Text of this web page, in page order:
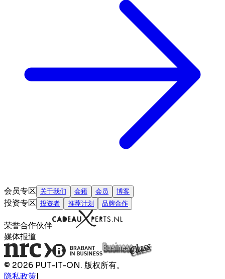
会员专区 关于我们 会籍 会员 博客
投资专区 投资者 推荐计划 品牌合作
荣誉合作伙伴
媒体报道
© 2026 PUT-IT-ON. 版权所有。
隐私政策|